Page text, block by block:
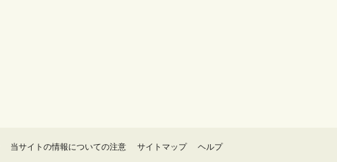
当サイトの情報についての注意 サイトマップ ヘルプ